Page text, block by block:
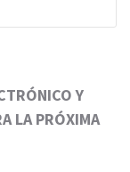
Y
LA PRÓXIMA